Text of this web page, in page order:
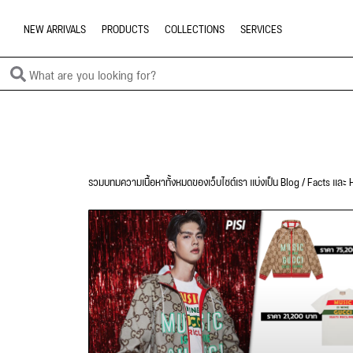
NEW ARRIVALS PRODUCTS COLLECTIONS SERVICES
รวมบทมความเนื้อหาทั้งหมดของเว็บไซต์เรา แบ่งเป็น Blog / Facts แล